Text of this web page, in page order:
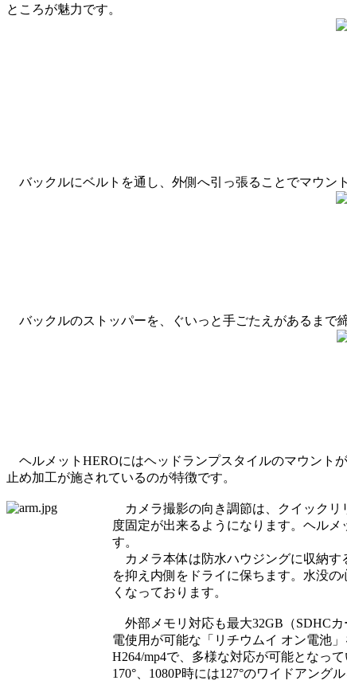
ところが魅力です。
バックルにベルトを通し、外側へ引っ張ることでマウン
バックルのストッパーを、ぐいっと手ごたえがあるまで
ヘルメットHEROにはヘッドランプスタイルのマウント
止め加工が施されているのが特徴です。
カメラ撮影の向き調節は、クイックリ
度固定が出来るようになります。ヘル
す。
カメラ本体は防水ハウジングに収納す
を抑え内側をドライに保ちます。水没
くなっております。
外部メモリ対応も最大32GB（SDHC
電使用が可能な「リチウムイ オン電池
H264/mp4で、多様な対応が可能となっ
170°、1080P時には127°のワイドアング